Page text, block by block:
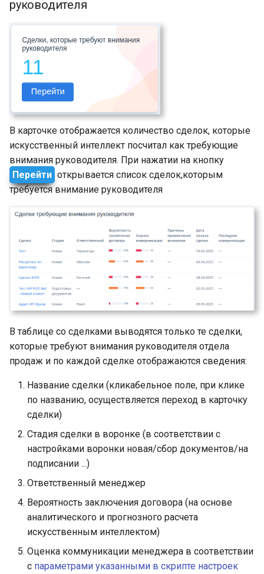
руководителя
В карточке отображается количество сделок, которые
искусственный интеллект посчитал как требующие
внимания руководителя. При нажатии на кнопку
Перейти открывается список сделок,которым
требуется внимание руководителя
В таблице со сделками выводятся только те сделки,
которые требуют внимания руководителя отдела
продаж и по каждой сделке отображаются сведения:
Название сделки (кликабельное поле, при клике
по названию, осуществляется переход в карточку
сделки)
Стадия сделки в воронке (в соответствии с
настройками воронки новая/сбор документов/на
подписании ...)
Ответственный менеджер
Вероятность заключения договора (на основе
аналитического и прогнозного расчета
искусственным интеллектом)
Оценка коммуникации менеджера в соответствии
с параметрами указанными в скрипте настроек